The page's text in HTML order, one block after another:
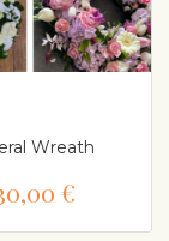
Wreath
€